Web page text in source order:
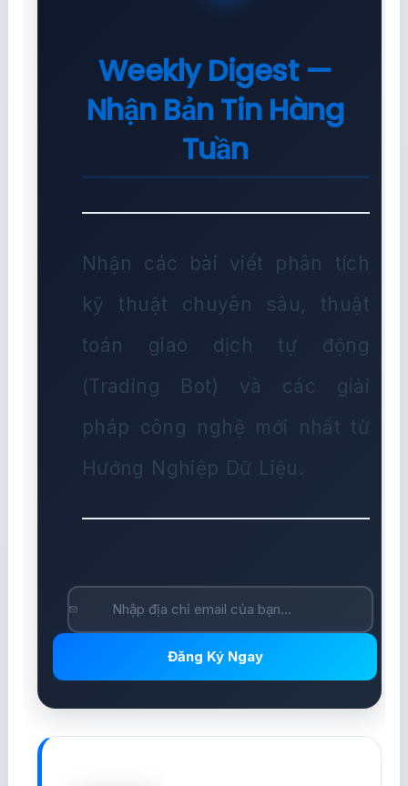
Weekly Digest —
Nhận Bản Tin Hàng
Tuần
Nhận các bài viết phân tích
kỹ thuật chuyên sâu, thuật
toán giao dịch tự động
(Trading Bot) và các giải
pháp công nghệ mới nhất từ
Hướng Nghiệp Dữ Liệu.
Đăng Ký Ngay